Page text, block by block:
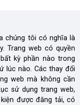
chúng tôi có nghĩa là
Trang web có quyền
kỳ phần nào trong
lúc nào. Các thay đổi
web mà không cần
sử dụng trang web,
được đăng tải, có